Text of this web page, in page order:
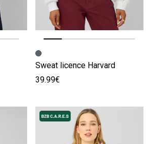
Image précédente
Image suivante
Sweat licence Harvard
39.99€